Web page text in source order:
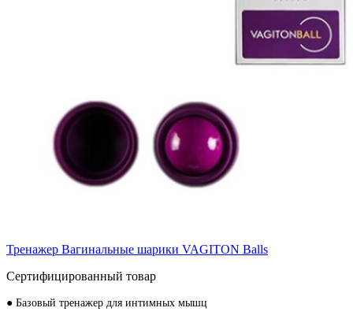
Тренажер Вагинальные шарики VAGITON Balls
Сертифицированный товар
● Базовый тренажер для интимных мышц